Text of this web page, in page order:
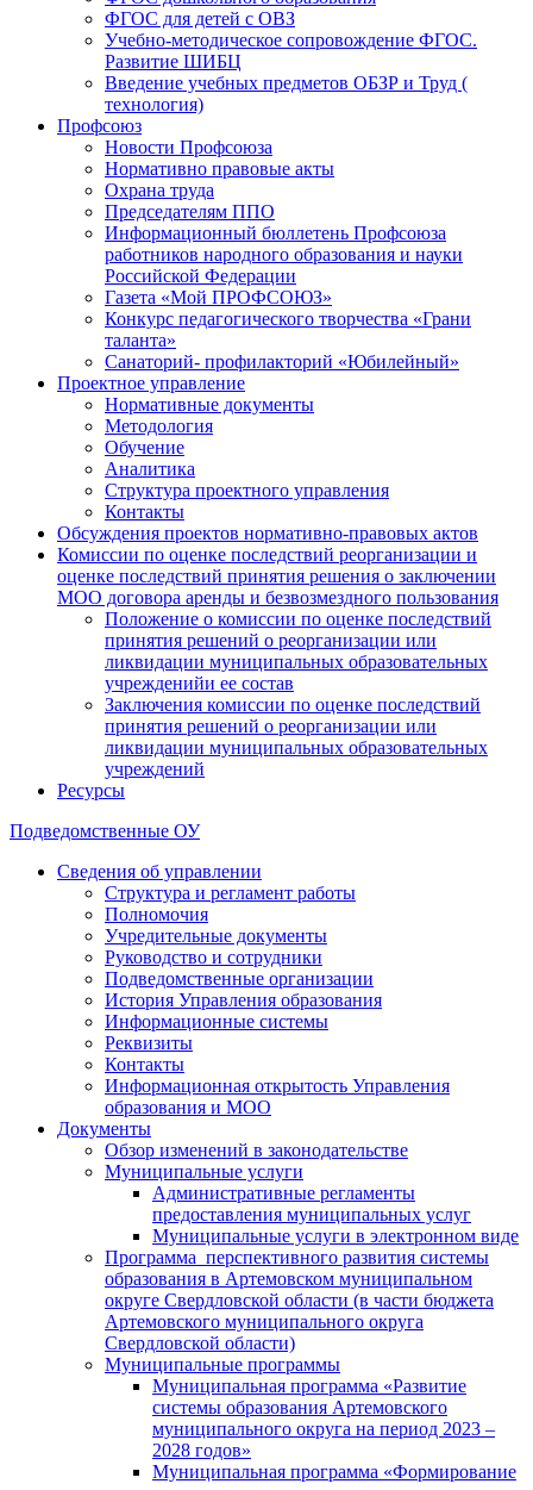
ФГОС для детей с ОВЗ
Учебно-методическое сопровождение ФГОС.
Развитие ШИБЦ
Введение учебных предметов ОБЗР и Труд (
технология)
Профсоюз
Новости Профсоюза
Нормативно правовые акты
Охрана труда
Председателям ППО
Информационный бюллетень Профсоюза
работников народного образования и науки
Российской Федерации
Газета «Мой ПРОФСОЮЗ»
Конкурс педагогического творчества «Грани
таланта»
Санаторий- профилакторий «Юбилейный»
Проектное управление
Нормативные документы
Методология
Обучение
Аналитика
Структура проектного управления
Контакты
Обсуждения проектов нормативно-правовых актов
Комиссии по оценке последствий реорганизации и
оценке последствий принятия решения о заключении
МОО договора аренды и безвозмездного пользования
Положение о комиссии по оценке последствий
принятия решений о реорганизации или
ликвидации муниципальных образовательных
учрежденийи ее состав
Заключения комиссии по оценке последствий
принятия решений о реорганизации или
ликвидации муниципальных образовательных
учреждений
Ресурсы
Подведомственные ОУ
Сведения об управлении
Структура и регламент работы
Полномочия
Учредительные документы
Руководство и сотрудники
Подведомственные организации
История Управления образования
Информационные системы
Реквизиты
Контакты
Информационная открытость Управления
образования и МОО
Документы
Обзор изменений в законодательстве
Муниципальные услуги
Административные регламенты
предоставления муниципальных услуг
Муниципальные услуги в электронном виде
Программа перспективного развития системы
образования в Артемовском муниципальном
округе Свердловской области (в части бюджета
Артемовского муниципального округа
Свердловской области)
Муниципальные программы
Муниципальная программа «Развитие
системы образования Артемовского
муниципального округа на период 2023 –
2028 годов»
Муниципальная программа «Формирование